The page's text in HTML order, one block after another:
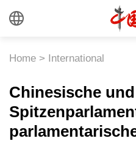
Home > International
Chinesische